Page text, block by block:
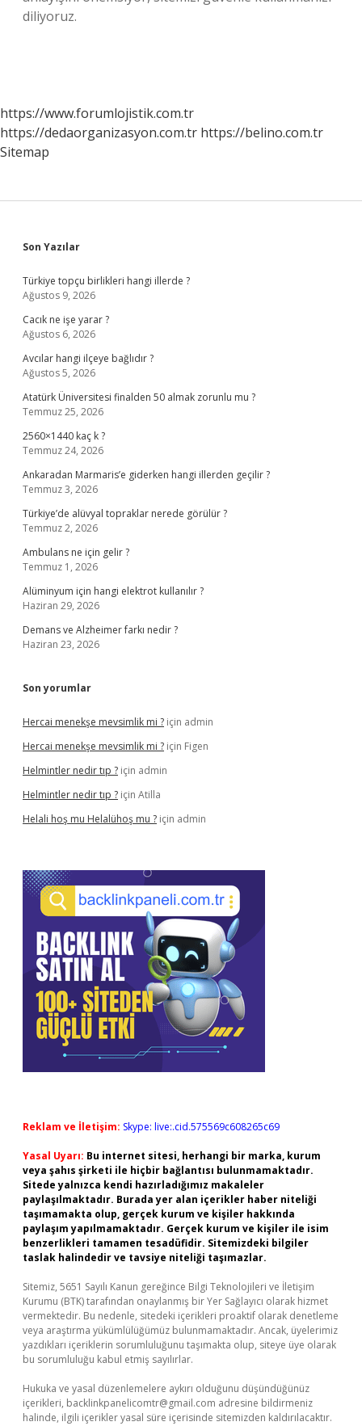
diliyoruz.
https://www.forumlojistik.com.tr
https://dedaorganizasyon.com.tr https://belino.com.tr
Sitemap
Sidebar
Son Yazılar
Türkiye topçu birlikleri hangi illerde ?
Ağustos 9, 2026
Cacık ne işe yarar ?
Ağustos 6, 2026
Avcılar hangi ilçeye bağlıdır ?
Ağustos 5, 2026
Atatürk Üniversitesi finalden 50 almak zorunlu mu ?
Temmuz 25, 2026
2560×1440 kaç k ?
Temmuz 24, 2026
Ankaradan Marmaris’e giderken hangi illerden geçilir ?
Temmuz 3, 2026
Türkiye’de alüvyal topraklar nerede görülür ?
Temmuz 2, 2026
Ambulans ne için gelir ?
Temmuz 1, 2026
Alüminyum için hangi elektrot kullanılır ?
Haziran 29, 2026
Demans ve Alzheimer farkı nedir ?
Haziran 23, 2026
Son yorumlar
Hercai menekşe mevsimlik mi ? için admin
Hercai menekşe mevsimlik mi ? için Figen
Helmintler nedir tıp ? için admin
Helmintler nedir tıp ? için Atilla
Helali hoş mu Helalühoş mu ? için admin
Reklam ve İletişim: Skype: live:.cid.575569c608265c69
Yasal Uyarı: Bu internet sitesi, herhangi bir marka, kurum
veya şahıs şirketi ile hiçbir bağlantısı bulunmamaktadır.
Sitede yalnızca kendi hazırladığımız makaleler
paylaşılmaktadır. Burada yer alan içerikler haber niteliği
taşımamakta olup, gerçek kurum ve kişiler hakkında
paylaşım yapılmamaktadır. Gerçek kurum ve kişiler ile isim
benzerlikleri tamamen tesadüfidir. Sitemizdeki bilgiler
taslak halindedir ve tavsiye niteliği taşımazlar.
Sitemiz, 5651 Sayılı Kanun gereğince Bilgi Teknolojileri ve İletişim
Kurumu (BTK) tarafından onaylanmış bir Yer Sağlayıcı olarak hizmet
vermektedir. Bu nedenle, sitedeki içerikleri proaktif olarak denetleme
veya araştırma yükümlülüğümüz bulunmamaktadır. Ancak, üyelerimiz
yazdıkları içeriklerin sorumluluğunu taşımakta olup, siteye üye olarak
bu sorumluluğu kabul etmiş sayılırlar.
Hukuka ve yasal düzenlemelere aykırı olduğunu düşündüğünüz
içerikleri, backlinkpanelicomtr@gmail.com adresine bildirmeniz
halinde, ilgili içerikler yasal süre içerisinde sitemizden kaldırılacaktır.